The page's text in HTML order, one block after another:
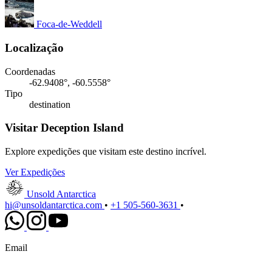
Foca-de-Weddell
Localização
Coordenadas
-62.9408°, -60.5558°
Tipo
destination
Visitar Deception Island
Explore expedições que visitam este destino incrível.
Ver Expedições
Unsold Antarctica
hi@unsoldantarctica.com • +1 505-560-3631 •
Email